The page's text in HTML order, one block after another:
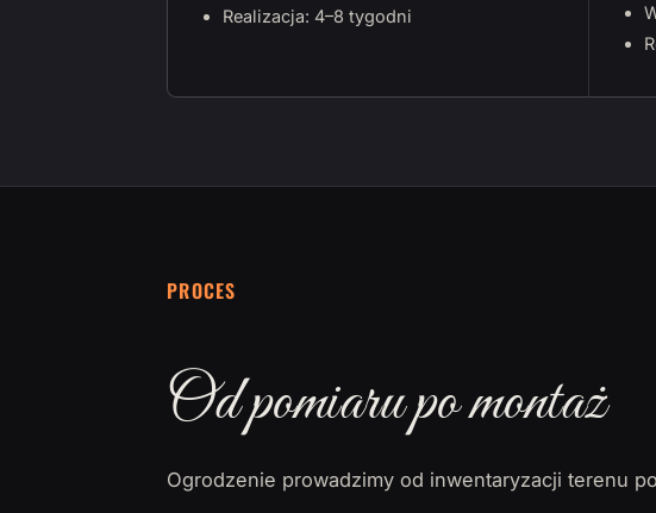
Realizacja: 4–8 tygodni
PROCES
Od pomiaru po montaż
Ogrodzenie prowadzimy od inwentaryzacji terenu